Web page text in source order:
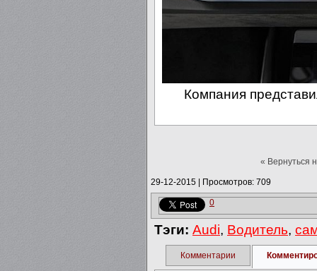
Компания
« Вернуться
29-12-2015 Просмотров: 709
0
Тэги: Audi, Водитель,
Комментарии